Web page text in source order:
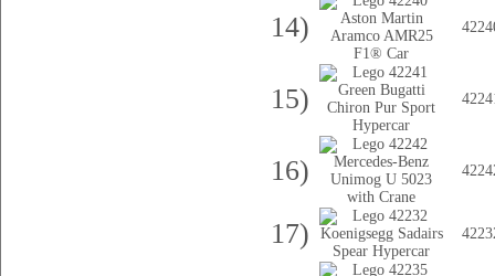
14)
15)
16)
17)